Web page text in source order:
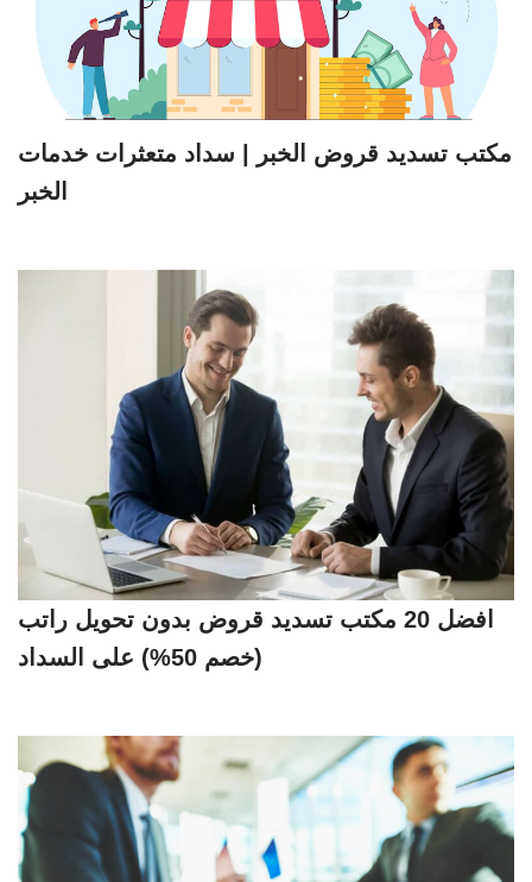
مكتب تسديد قروض الخبر | سداد متعثرات خدمات
الخبر
افضل 20 مكتب تسديد قروض بدون تحويل راتب
(خصم 50%) على السداد